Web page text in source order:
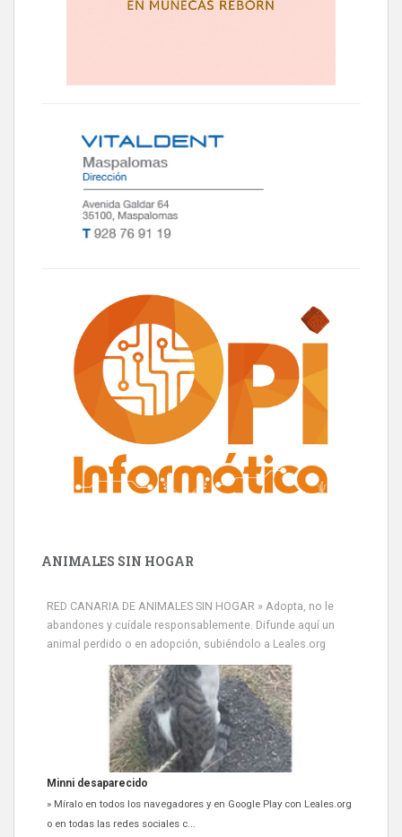
ANIMALES SIN HOGAR
RED CANARIA DE ANIMALES SIN HOGAR » Adopta, no le
abandones y cuídale responsablemente. Difunde aquí un
animal perdido o en adopción, subiéndolo a Leales.org
Minni desaparecido
» Míralo en todos los navegadores y en Google Play con Leales.org
o en todas las redes sociales c...